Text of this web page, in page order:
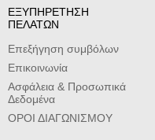
ΕΞΥΠΗΡΕΤΗΣΗ
ΠΕΛΑΤΩΝ
Επεξήγηση συμβόλων
Επικοινωνία
Ασφάλεια & Προσωπικά
Δεδομένα
ΟΡΟΙ ΔΙΑΓΩΝΙΣΜΟΥ